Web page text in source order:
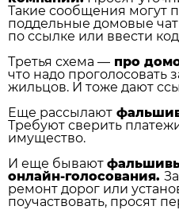
Такие сообщения могут
поддельные домовые
по ссылке или ввести
Третья схема — про
что надо проголосовать
жильцов. И тоже дают
Еще рассылают
Требуют сверить
имущество.
И еще бывают
онлайн‑голосования.
ремонт дорог или
поучаствовать, просят